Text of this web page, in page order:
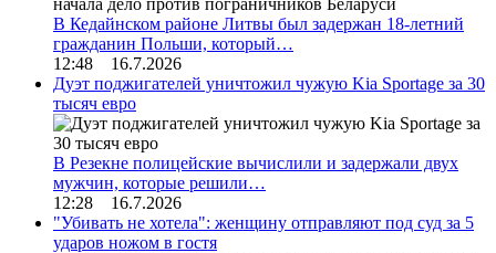
В Кедайнском районе Литвы был задержан 18-летний
гражданин Польши, который…
12:48 16.7.2026
Дуэт поджигателей уничтожил чужую Kia Sportage за 30
тысяч евро
В Резекне полицейские вычислили и задержали двух
мужчин, которые решили…
12:28 16.7.2026
"Убивать не хотела": женщину отправляют под суд за 5
ударов ножом в гостя